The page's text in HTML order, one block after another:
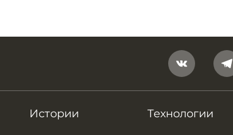
Истории Технологии